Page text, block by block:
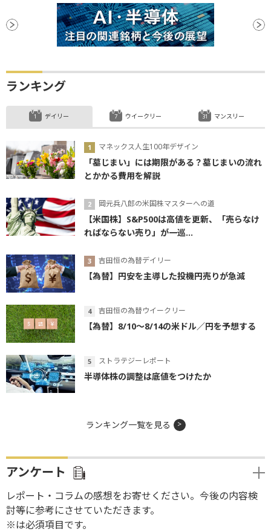
ランキング
デイリー
マネックス人生100年デザイン
「墓じまい」には期限がある？墓じまいの流れ
とかかる費用を解説
岡元兵八郎の米国株マスターへの道
【米国株】S&P500は高値を更新、「売らなけ
ればならない売り」が一巡...
吉田恒の為替デイリー
【為替】円安を主導した投機円売りが急減
吉田恒の為替ウイークリー
【為替】8/10～8/14の米ドル／円を予想する
ストラテジーレポート
半導体株の調整は底値をつけたか
ウイークリー マンスリー
ランキング一覧を見る
アンケート
レポート・コラムの感想をお寄せください。今後の内容検
討等に参考にさせていただきます。
※は必須項目です。